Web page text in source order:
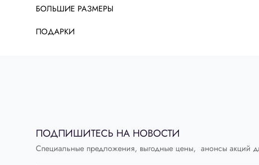
БОЛЬШИЕ РАЗМЕРЫ
ПОДАРКИ
ПОДПИШИТЕСЬ НА НОВОСТИ
Специальные предложения, выгодные цены, анонсы акций